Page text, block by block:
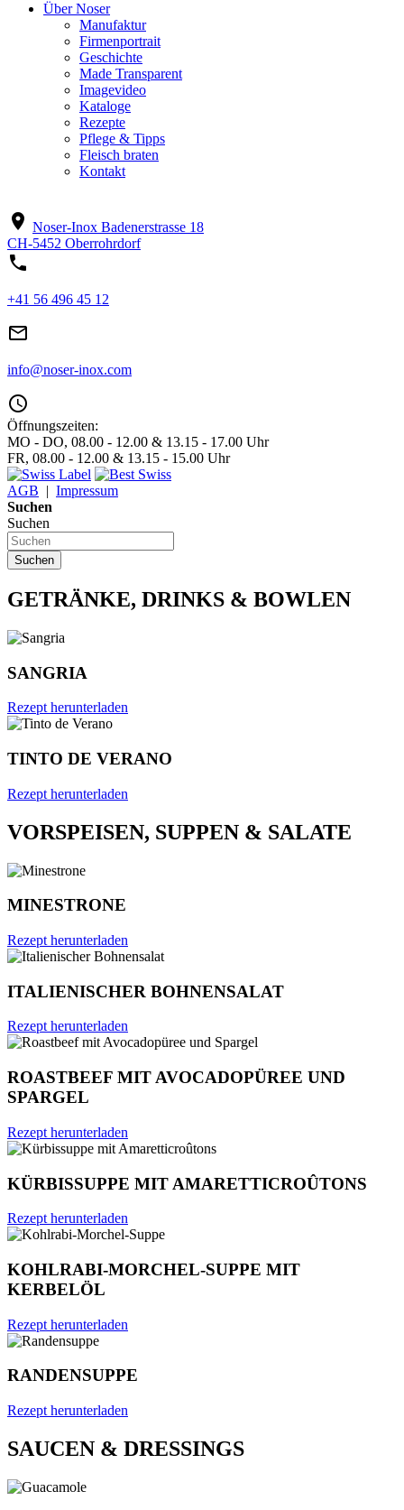
Über Noser
Manufaktur
Firmenportrait
Geschichte
Made Transparent
Imagevideo
Kataloge
Rezepte
Pflege & Tipps
Fleisch braten
Kontakt
location_on Noser-Inox Badenerstrasse 18
CH-5452 Oberrohrdorf
phone
+41 56 496 45 12
mail_outline
info@noser-inox.com
access_time
Öffnungszeiten:
MO - DO, 08.00 - 12.00 & 13.15 - 17.00 Uhr
FR, 08.00 - 12.00 & 13.15 - 15.00 Uhr
AGB | Impressum
Suchen
Suchen
Suchen
GETRÄNKE, DRINKS & BOWLEN
SANGRIA
Rezept herunterladen
TINTO DE VERANO
Rezept herunterladen
VORSPEISEN, SUPPEN & SALATE
MINESTRONE
Rezept herunterladen
ITALIENISCHER BOHNENSALAT
Rezept herunterladen
ROASTBEEF MIT AVOCADOPÜREE UND
SPARGEL
Rezept herunterladen
KÜRBISSUPPE MIT AMARETTICROÛTONS
Rezept herunterladen
KOHLRABI-MORCHEL-SUPPE MIT
KERBELÖL
Rezept herunterladen
RANDENSUPPE
Rezept herunterladen
SAUCEN & DRESSINGS